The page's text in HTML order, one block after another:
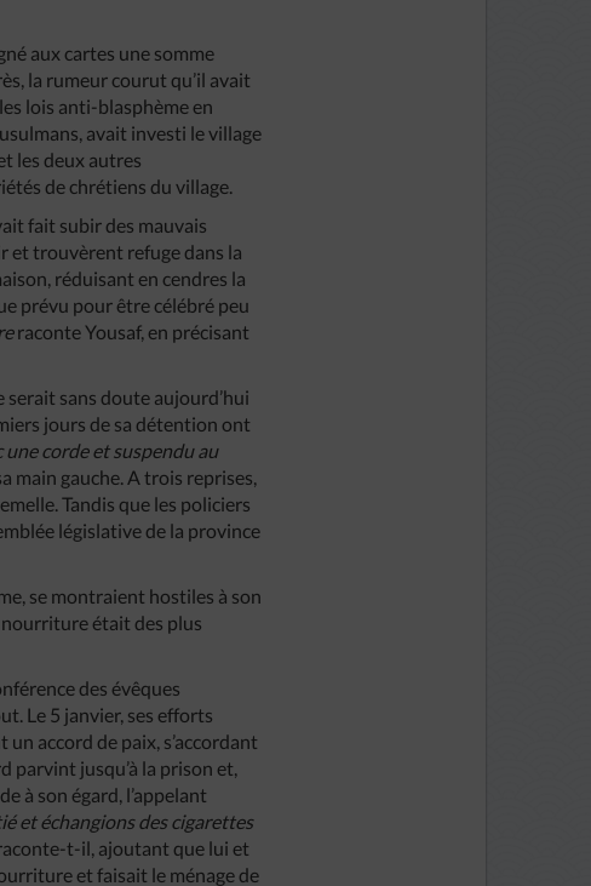
aux cartes une somme
la rumeur courut qu’il avait
lois anti-blasphème en
avait investi le village
les deux autres
de chrétiens du village.
fait subir des mauvais
et trouvèrent refuge dans la
réduisant en cendres la
prévu pour être célébré peu
raconte Yousaf, en précisant
sans doute aujourd’hui
jours de sa détention ont
une corde et suspendu au
main gauche. A trois reprises,
Tandis que les policiers
législative de la province
se montraient hostiles à son
nourriture était des plus
des évêques
Le 5 janvier, ses efforts
accord de paix, s’accordant
parvint jusqu’à la prison et,
à son égard, l’appelant
et échangions des cigarettes
t-il, ajoutant que lui et
et faisait le ménage de